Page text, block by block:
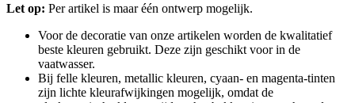
Let op: Per artikel is maar één ontwerp mogelijk.
Voor de decoratie van onze artikelen worden de kwalitatief
beste kleuren gebruikt. Deze zijn geschikt voor in de
vaatwasser.
Bij felle kleuren, metallic kleuren, cyaan- en magenta-tinten
zijn lichte kleurafwijkingen mogelijk, omdat de